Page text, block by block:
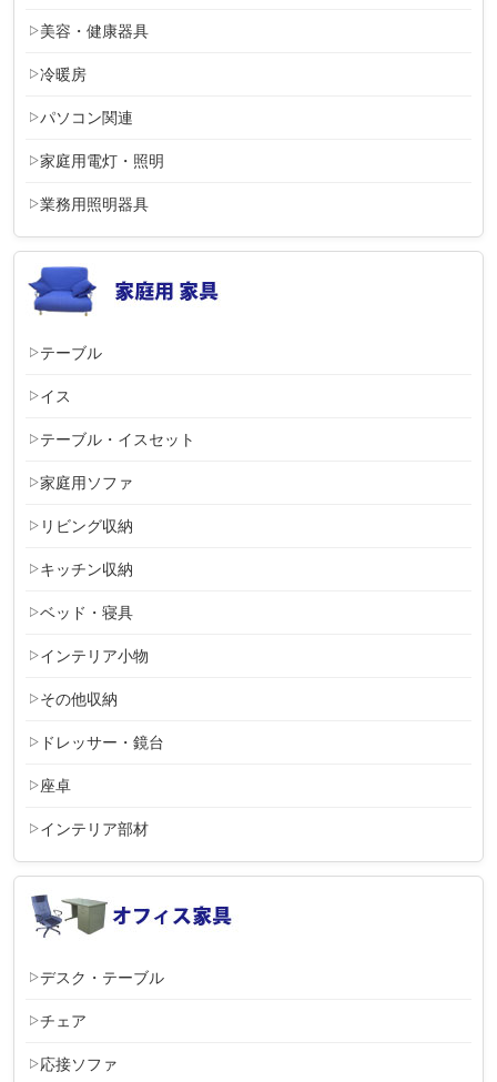
美容・健康器具
冷暖房
パソコン関連
家庭用電灯・照明
業務用照明器具
テーブル
イス
テーブル・イスセット
家庭用ソファ
リビング収納
キッチン収納
ベッド・寝具
インテリア小物
その他収納
ドレッサー・鏡台
座卓
インテリア部材
デスク・テーブル
チェア
応接ソファ